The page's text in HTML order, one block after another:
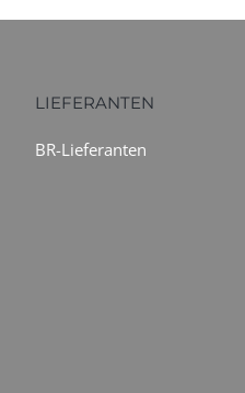
LIEFERANTEN
BR-Lieferanten